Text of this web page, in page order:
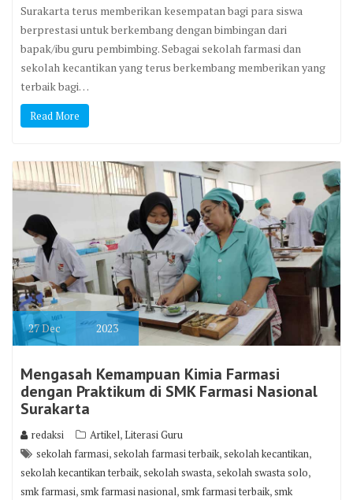
Surakarta terus memberikan kesempatan bagi para siswa
berprestasi untuk berkembang dengan bimbingan dari
bapak/ibu guru pembimbing. Sebagai sekolah farmasi dan
sekolah kecantikan yang terus berkembang memberikan yang
terbaik bagi…
Read More
27Dec 2023
Mengasah Kemampuan Kimia Farmasi
dengan Praktikum di SMK Farmasi Nasional
Surakarta
redaksi Artikel,Literasi Guru
sekolah farmasi,sekolah farmasi terbaik,sekolah kecantikan,
sekolah kecantikan terbaik,sekolah swasta,sekolah swasta solo,
smk farmasi,smk farmasi nasional,smk farmasi terbaik,smk